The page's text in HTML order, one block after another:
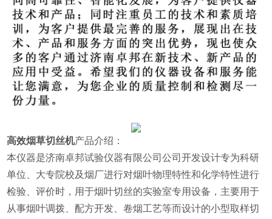
高效烟草切丝机产品介绍：
本仪器是济南卓邦试验仪器有限公司公司开发设计专为科研
单位、大专院校及烟厂进行对烟叶物理特性和化学特性进行
检验、评价时，用于烟叶切丝的实验室专用设备，主要用于
从事烟叶调拨、配方开发、卷烟工艺等而设计的小型取样切